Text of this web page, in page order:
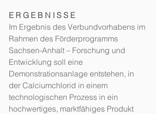
E R G E B N I S S E
Im Ergebnis des Verbundvorhabens im
Rahmen des Förderprogramms
Sachsen-Anhalt – Forschung und
Entwicklung soll eine
Demonstrationsanlage entstehen, in
der Calciumchlorid in einem
technologischen Prozess in ein
hochwertiges, marktfähiges Produkt